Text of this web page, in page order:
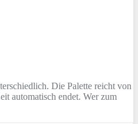
Die Palette reicht von
automatisch endet. Wer zum